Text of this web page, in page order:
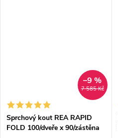
7 585 Kč
–9 %
Sprchový kout REA RAPID
FOLD 100/dveře x 90/zástěna